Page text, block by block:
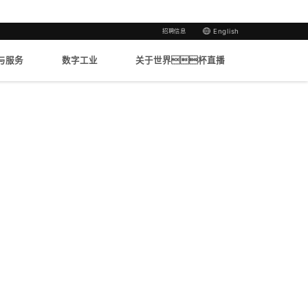
招聘信息 English
服务 数字工业 关于世界杯直播